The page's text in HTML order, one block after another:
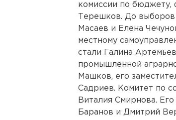
комиссии по бюджету,
Терешков. До
Масаев и Елена
местному
стали Галина
промышленной
Машков, его
Садриев. Комитет по
Виталия Смирнова.
Баранов и Дмитрий